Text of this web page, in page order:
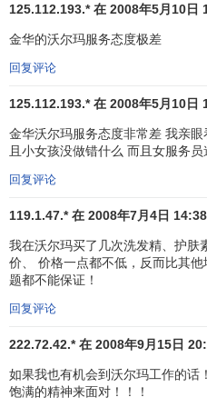
花车变换队形，在游行队伍中
区乏味枯燥的生活增添些情趣
常性开展一系列户外大
安塔分店的停车场举行“吃圆月
了许多来自其它州的顾客前来
报道更提高了该项竞赛以及沃
玛公司股票上市
利组织和公益事业(如学校、
医学研究计划和环保方案等)进
慷慨。
1983年以来，沃尔玛为美国
乔治亚香山城的分店举办了
125.112.193.* 在 2008年5月10日
金华的沃尔玛服务态度极差
回复评论
125.112.193.* 在 2008年5月10日
金华沃尔玛服务态度非常差 我亲
且小女孩没做错什么 而且女服务
回复评论
119.1.47.* 在 2008年7月4日
我在沃尔玛买了几次洗发精、护肤
价、 价格一点都不低，反而比其
题都不能保证！
回复评论
222.72.42.* 在 2008年9月15日
如果我也有机会到沃尔玛工作的话
饱满的精神来面对！！！